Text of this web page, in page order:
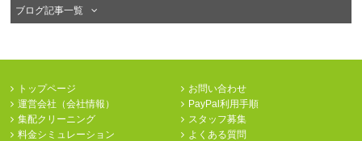
ブログ記事一覧
トップページ
運営会社（会社情報）
集配クリーニング
料金シミュレーション
お問い合わせ
PayPal利用手順
スタッフ募集
よくある質問